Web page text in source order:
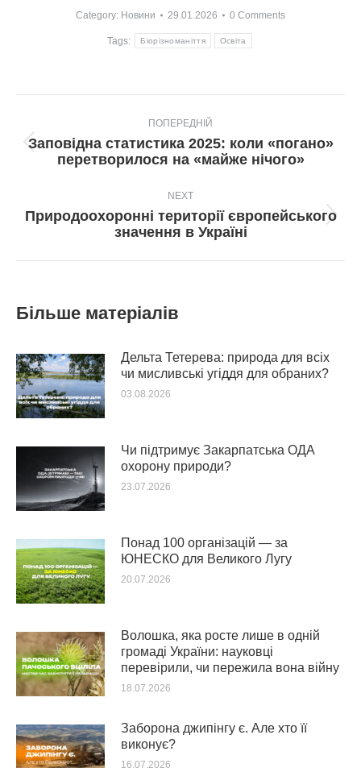
Category: Новини 29.01.2026 0 Comments
Tags: Біорізноманіття Освіта
navigation
ПОПЕРЕДНІЙ
Попередній
пост:
Заповідна статистика 2025: коли «погано»
перетворилося на «майже нічого»
NEXT
Next
post:
Природоохоронні території європейського
значення в Україні
Більше матеріалів
Дельта Тетерева: природа для всіх
чи мисливські угіддя для обраних?
03.08.2026
Чи підтримує Закарпатська ОДА
охорону природи?
23.07.2026
Понад 100 організацій — за
ЮНЕСКО для Великого Лугу
20.07.2026
Волошка, яка росте лише в одній
громаді України: науковці
перевірили, чи пережила вона війну
18.07.2026
Заборона джипінгу є. Але хто її
виконує?
16.07.2026